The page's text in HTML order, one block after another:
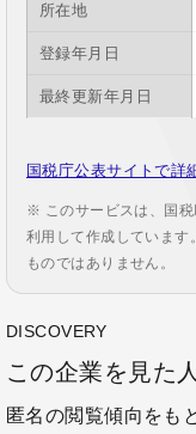
所在地
登録年月日
最終更新年月日
国税庁公表サイトで詳
※ このサービスは、国税
利用して作成しています
ものではありません。
DISCOVERY
この企業を見た
匿名の閲覧傾向をも